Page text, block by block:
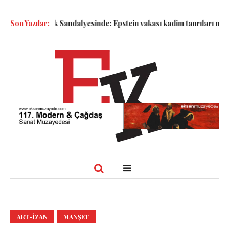
Son Yazılar:
Sanık Sandalyesinde: Epstein vakası kadim tanrıları nasıl
ART-IZAN MANŞET